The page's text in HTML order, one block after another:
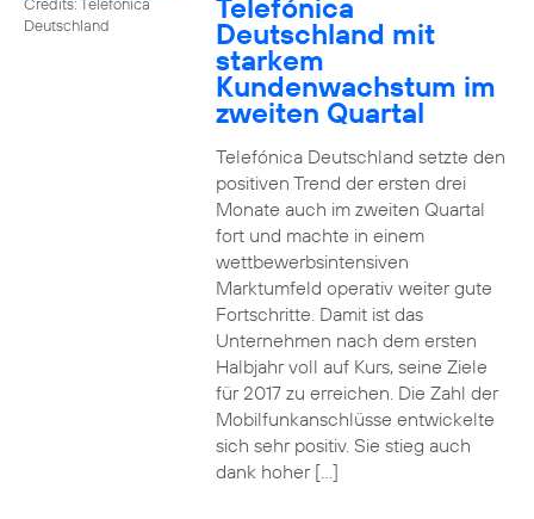
Credits: Telefónica
Deutschland
Telefónica
Deutschland mit
starkem
Kundenwachstum im
zweiten Quartal
Telefónica Deutschland setzte den
positiven Trend der ersten drei
Monate auch im zweiten Quartal
fort und machte in einem
wettbewerbsintensiven
Marktumfeld operativ weiter gute
Fortschritte. Damit ist das
Unternehmen nach dem ersten
Halbjahr voll auf Kurs, seine Ziele
für 2017 zu erreichen. Die Zahl der
Mobilfunkanschlüsse entwickelte
sich sehr positiv. Sie stieg auch
dank hoher […]